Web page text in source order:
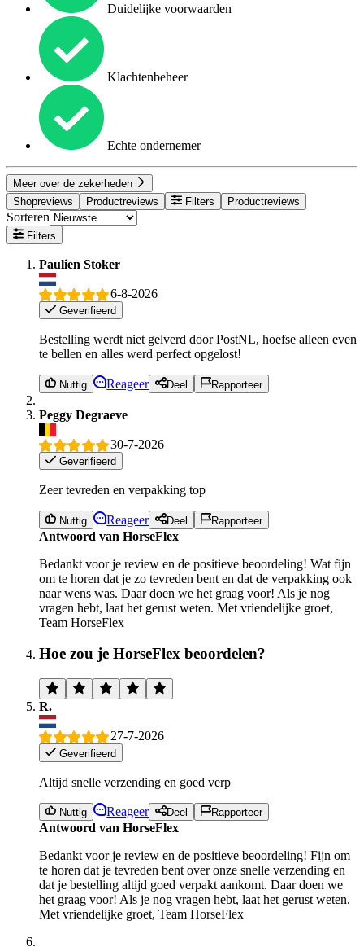
Duidelijke voorwaarden
Klachtenbeheer
Echte ondernemer
Meer over de zekerheden
Shopreviews
Productreviews Filters Productreviews
Sorteren
Filters
Paulien Stoker
6-8-2026
Geverifieerd
Bestelling werdt niet gelverd door PostNL, hoefse alleen even
te bellen en alles werd perfect opgelost!
Nuttig Reageer Deel Rapporteer
Peggy Degraeve
30-7-2026
Geverifieerd
Zeer tevreden en verpakking top
Nuttig Reageer Deel Rapporteer
Antwoord van HorseFlex
Bedankt voor je review en de positieve beoordeling! Wat fijn
om te horen dat je zo tevreden bent en dat de verpakking ook
naar wens was. Daar doen we het graag voor! Als je nog
vragen hebt, laat het gerust weten. Met vriendelijke groet,
Team HorseFlex
Hoe zou je HorseFlex beoordelen?
R.
27-7-2026
Geverifieerd
Altijd snelle verzending en goed verp
Nuttig Reageer Deel Rapporteer
Antwoord van HorseFlex
Bedankt voor je review en de positieve beoordeling! Fijn om
te horen dat je tevreden bent over onze snelle verzending en
dat je bestelling altijd goed verpakt aankomt. Daar doen we
het graag voor! Als je nog vragen hebt, laat het gerust weten.
Met vriendelijke groet, Team HorseFlex